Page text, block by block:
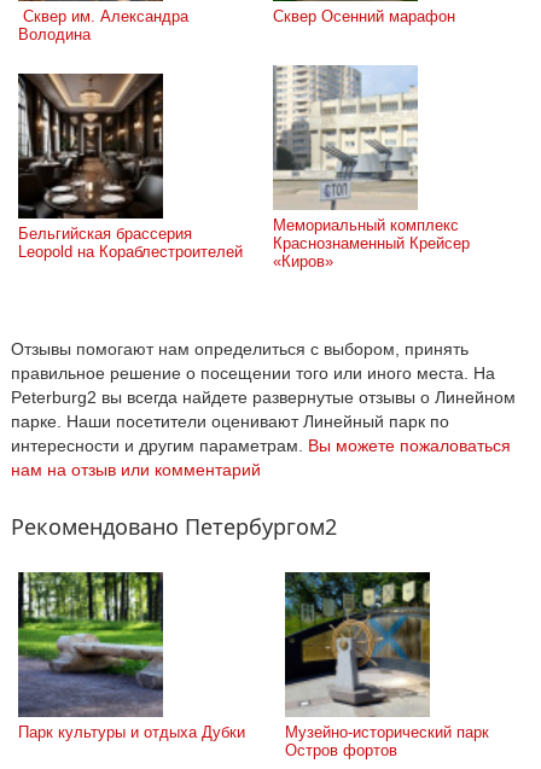
Володина
Сквер Осенний марафон
Бельгийская брассерия
Leopold на Кораблестроителей
Мемориальный комплекс
Краснознаменный Крейсер
«Киров»
Отзывы помогают нам определиться с выбором, принять
правильное решение о посещении того или иного места. На
Peterburg2 вы всегда найдете развернутые отзывы о Линейном
парке. Наши посетители оценивают Линейный парк по
интересности и другим параметрам. Вы можете пожаловаться
нам на отзыв или комментарий
Рекомендовано Петербургом2
Парк культуры и отдыха Дубки
Музейно-исторический парк
Остров фортов